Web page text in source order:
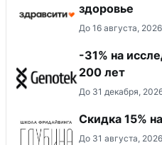
здоровье
До 16 августа, 2026
-31% на
200 лет
До 31 декабря,
Скидка 15%
До 31 августа, 2026